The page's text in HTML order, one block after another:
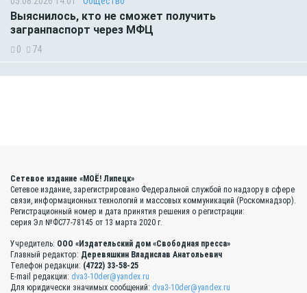
Выяснилось, кто не сможет получить
загранпаспорт через МФЦ
0 74
Сетевое издание «МОЁ! Липецк»
Сетевое издание, зарегистрировано Федеральной службой по надзору в сфере
связи, информационных технологий и массовых коммуникаций (Роскомнадзор).
Регистрационный номер и дата принятия решения о регистрации:
серия Эл №ФС77-78145 от 13 марта 2020 г.
Учредитель: ООО «Издательский дом «Свободная пресса»
Главный редактор: Деревяшкин Владислав Анатольевич
Телефон редакции: (4722) 33-58-25
E-mail редакции: dva3-10der@yandex.ru
Для юридически значимых сообщений: dva3-10der@yandex.ru